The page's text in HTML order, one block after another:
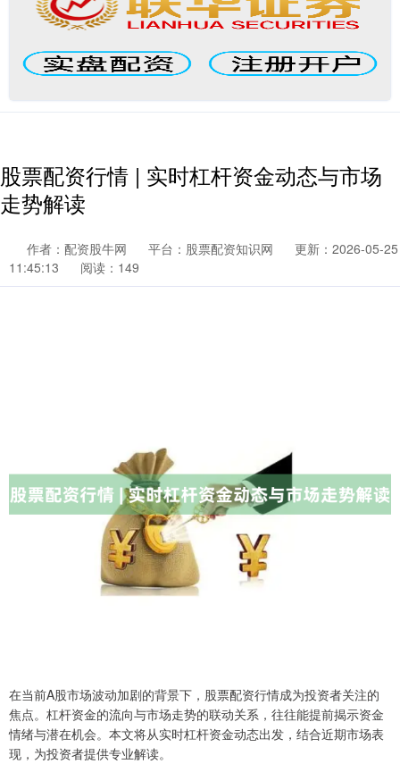
股票配资行情 | 实时杠杆资金动态与市场
走势解读
作者：配资股牛网 平台：股票配资知识网
更新：2026-05-25
11:45:13
阅读：149
在当前A股市场波动加剧的背景下，股票配资行情成为投资者关注的
焦点。杠杆资金的流向与市场走势的联动关系，往往能提前揭示资金
情绪与潜在机会。本文将从实时杠杆资金动态出发，结合近期市场表
现，为投资者提供专业解读。